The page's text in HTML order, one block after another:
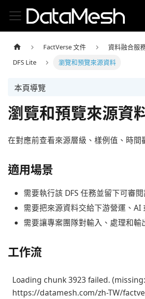
FactVerse 文件
資料融合服務
DFS Lite
瀏覽和預覽來源資料
本頁導覽
瀏覽和預覽來源資
在對應前查看來源層級、樣例值、時間
適用場景
需要執行該 DFS 任務並留下可審閱
需要把來源資料交給下游營運、AI
需要讓專案團隊對輸入、處理和輸
工作流
Loading chunk 3923 failed. (missing:
https://datamesh.com/zh-TW/